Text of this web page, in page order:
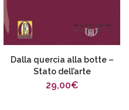
Dalla quercia alla botte –
Stato dell’arte
29,00€